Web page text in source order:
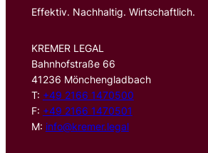
Effektiv. Nachhaltig. Wirtschaftlich.
KREMER LEGAL
Bahnhofstraße 66
41236 Mönchengladbach
T: +49 2166 1470500
F: +49 2166 1470501
M: info@kremer.legal